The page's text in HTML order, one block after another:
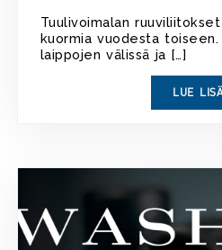
Tuulivoimalan
kuormia vuodesta toiseen.
laippojen välissä ja […]
LUE